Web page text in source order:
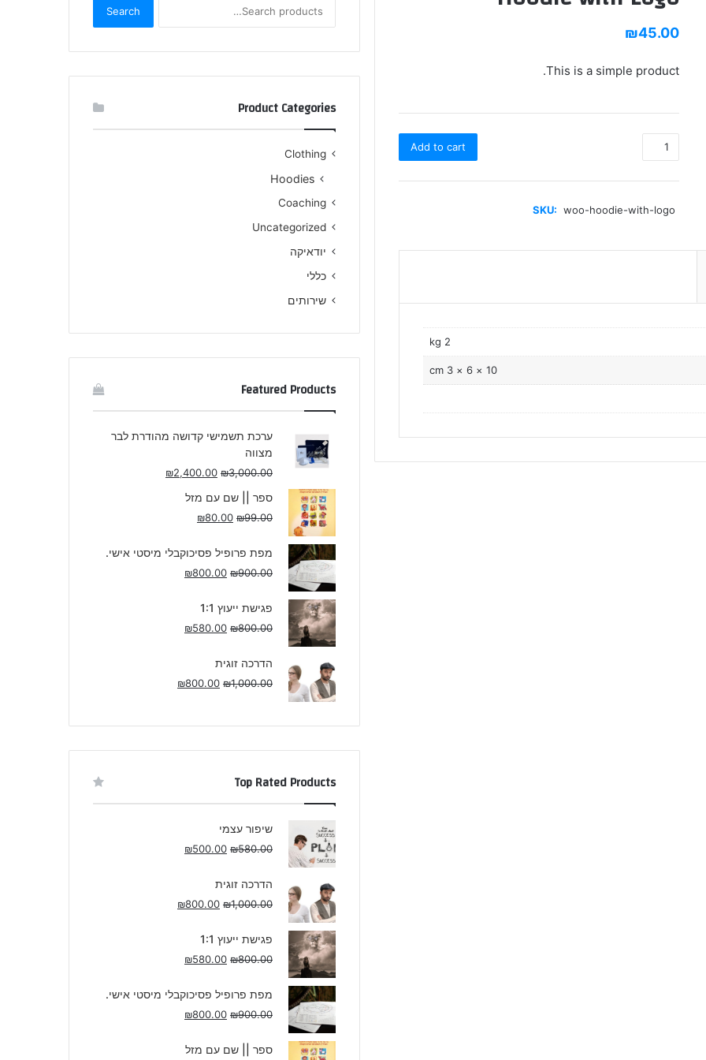
שלך
₪45.00
This is a simple product.
Hoodie
Add to cart
SKU: woo-hoodie-with-logo
2 kg
10 × 6 × 3 cm
for:
Search
Product Categories
Clothing
Hoodies
Coaching
Uncategorized
יודאיקה
כללי
שירותים
Featured Products
ערכת תשמישי קדושה מהודרת לבר
מצווה
₪3,000.00
₪2,400.00
ספר || שם עם מזל
₪99.00
₪80.00
מפת פרופיל פסיכוקבלי מיסטי אישי.
₪900.00
₪800.00
פגישת ייעוץ 1:1
₪800.00
₪580.00
הדרכה זוגית
₪1,000.00
₪800.00
Top Rated Products
שיפור עצמי
₪580.00
₪500.00
הדרכה זוגית
₪1,000.00
₪800.00
פגישת ייעוץ 1:1
₪800.00
₪580.00
מפת פרופיל פסיכוקבלי מיסטי אישי.
₪900.00
₪800.00
ספר || שם עם מזל